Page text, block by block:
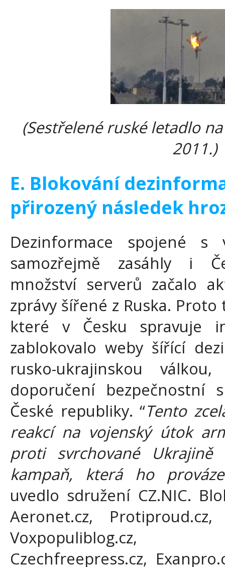
(Sestřelené ruské letadlo
2011.)
E. Blokování
přirozený následek
Dezinformace spojené s
samozřejmě zasáhly i
množství serverů začalo
zprávy šířené z Ruska. Proto
které v Česku spravuje
zablokovalo weby šířící
rusko-ukrajinskou
doporučení bezpečnostní
České republiky. “Tento
reakcí na vojenský útok
proti svrchované
kampaň, která ho
uvedlo sdružení CZ.NIC.
Aeronet.cz, Protiproud.cz,
Voxpopuliblog.cz,
Czechfreepress.cz,